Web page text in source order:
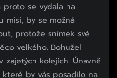
proto se vydala na
misi, by se možná
protože snímek své
velkého. Bohužel
kolejích. Únavně
by vás posadilo na